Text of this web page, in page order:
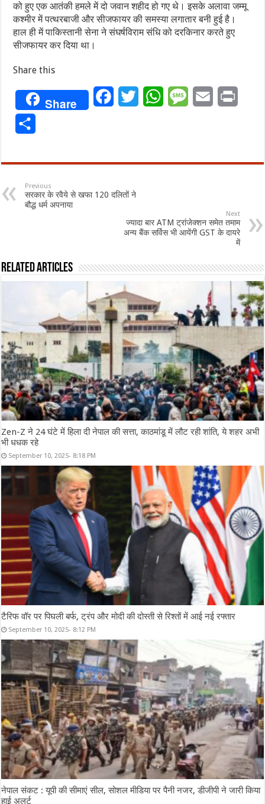
को हुए एक आतंकी हमले में दो जवान शहीद हो गए थे। इसके अलावा जम्मू
कश्मीर में पत्‍थरबाजी और सीजफायर की समस्या लगातार बनी हुई है।
हाल ही में पाकिस्तानी सेना ने संघर्षविराम संधि को दरकिनार करते हुए
सीजफायर कर दिया था।
Share this
Share FacebookTwitterWhatsAppMessageEmail
Previous
सरकार के रवैये से खफा 120 दलितों ने
बौद्ध धर्म अपनाया
Next
ज्यादा बार ATM ट्रांजेक्शन समेत तमाम
अन्य बैंक सर्विस भी आयेंगी GST के दायरे
में
Related Articles
Zen-Z ने 24 घंटे में हिला दी नेपाल की सत्ता, काठमांडू में लौट रही शांति, ये शहर अभी
भी धधक रहे
September 10, 2025- 8:18 PM
टैरिफ वॉर पर पिघली बर्फ, ट्रंप और मोदी की दोस्ती से रिश्तों में आई नई रफ्तार
September 10, 2025- 8:12 PM
नेपाल संकट : यूपी की सीमाएं सील, सोशल मीडिया पर पैनी नजर, डीजीपी ने जारी किया
हाई अलर्ट